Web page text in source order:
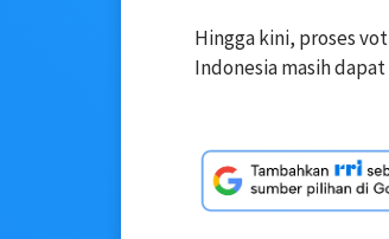
Hingga kini, proses
Indonesia masih